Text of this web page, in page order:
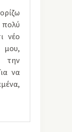
πολύ
νέο
μου,
να